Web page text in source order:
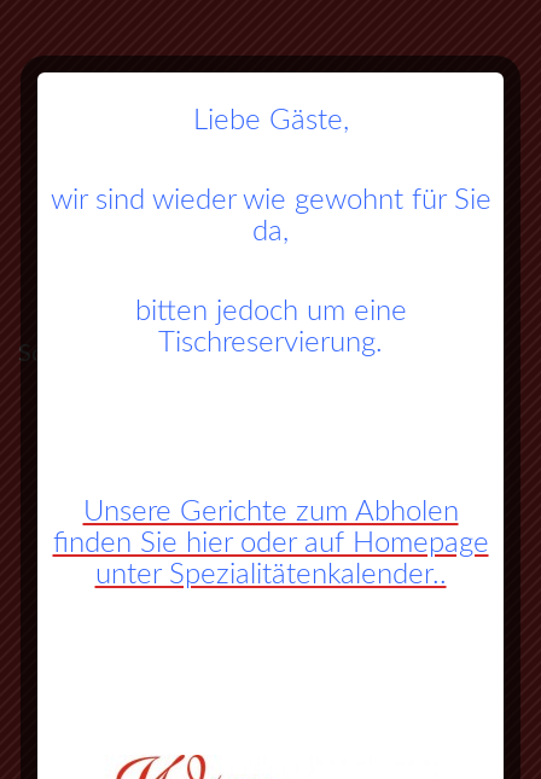
So finden Sie zu uns:
an der 3. Ampel rechts abbiegen
vorbei an Herbornseelbach und
Liebe Gäste,
wir sind wieder wie gewohnt für Sie
da,
bitten jedoch um eine
Tischreservierung.
Unsere Gerichte zum Abholen
finden Sie hier oder auf Homepage
unter Spezialitätenkalender..